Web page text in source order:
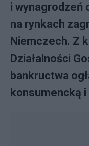
i wynagrodzeń
na rynkach
Niemczech. Z
Działalności
bankructwa
konsumencką